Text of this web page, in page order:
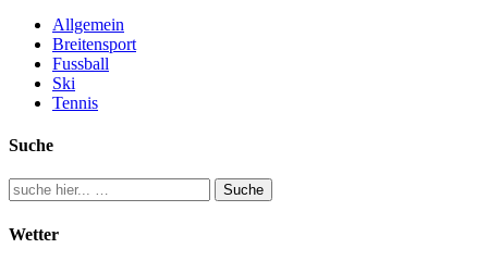
Allgemein
Breitensport
Fussball
Ski
Tennis
Suche
Suche
Wetter